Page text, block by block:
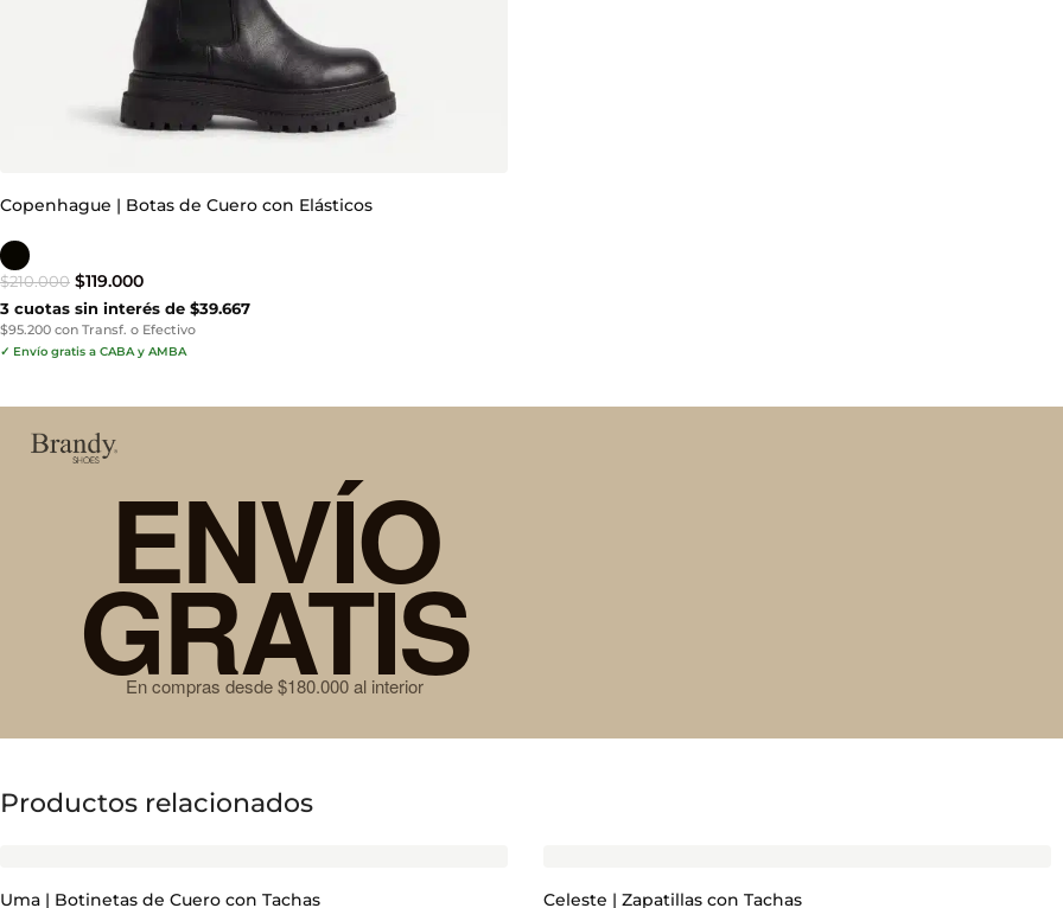
Copenhague | Botas de Cuero con Elásticos
$210.000 $119.000
3 cuotas sin interés de $39.667
$95.200 con Transf. o Efectivo
✓ Envío gratis a CABA y AMBA
ENVÍO
GRATIS
En compras desde $180.000 al interior
Productos relacionados
Uma | Botinetas de Cuero con Tachas Celeste | Zapatillas con Tachas